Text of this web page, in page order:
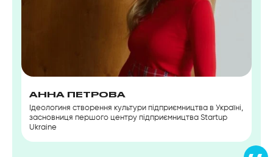
АННА ПЕТРОВА
Ідеологиня створення культури підприємництва в Україні,
засновниця першого центру підприємництва Startup
Ukraine